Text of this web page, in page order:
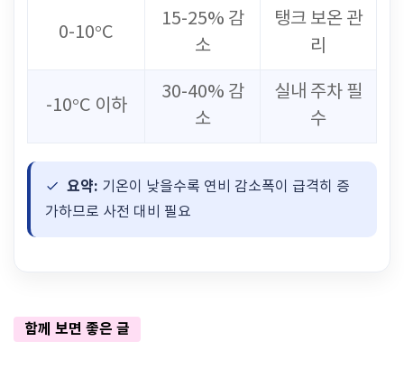
0-10°C
15-25% 감
소
탱크 보온 관
리
-10°C 이하
30-40% 감
소
실내 주차 필
수
요약: 기온이 낮을수록 연비 감소폭이 급격히 증
가하므로 사전 대비 필요
함께 보면 좋은 글